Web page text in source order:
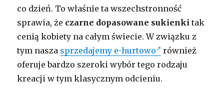
co dzień. To właśnie ta wszechstronność
sprawia, że czarne dopasowane sukienki tak
cenią kobiety na całym świecie. W związku z
tym nasza sprzedajemy e-hurtowo
również
oferuje bardzo szeroki wybór tego rodzaju
kreacji w tym klasycznym odcieniu.